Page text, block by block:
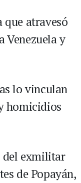
que atravesó
Venezuela y
lo vinculan
homicidios
del exmilitar
de Popayán,